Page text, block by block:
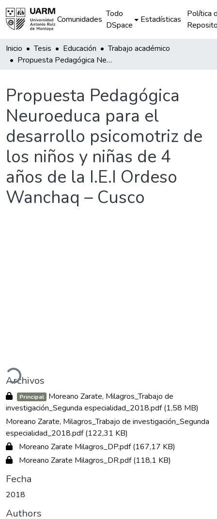
Comunidades
Todo
DSpace
Estadísticas
Política
Inicio Tesis Educación
Trabajo académico
Propuesta Pedagógica Neuroeduca para el desarrollo psicomotriz de los niños y niñas de 4 años de la I.E.I Ordeso Wanchaq – Cusco
Propuesta Pedagógica
Neuroeduca para el
desarrollo psicomotriz de
los niños y niñas de 4
años de la I.E.I Ordeso
Wanchaq – Cusco
Archivos
Principal Moreano Zarate, Milagros_Trabajo de
investigación_Segunda especialidad_2018.pdf(1,58 MB)
Moreano Zarate, Milagros_Trabajo de investigación_Segunda
especialidad_2018.pdf(122,31 KB)
Moreano Zarate Milagros_DP.pdf(167,17 KB)
Moreano Zarate Milagros_DR.pdf(118,1 KB)
Fecha
2018
Authors